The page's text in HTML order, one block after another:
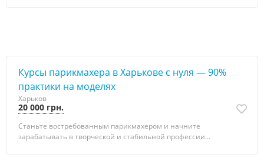
Курсы парикмахера в Харькове с нуля — 90%
практики на моделях
Харьков
20 000 грн.
Станьте востребованным парикмахером и начните
зарабатывать в творческой и стабильной профессии...